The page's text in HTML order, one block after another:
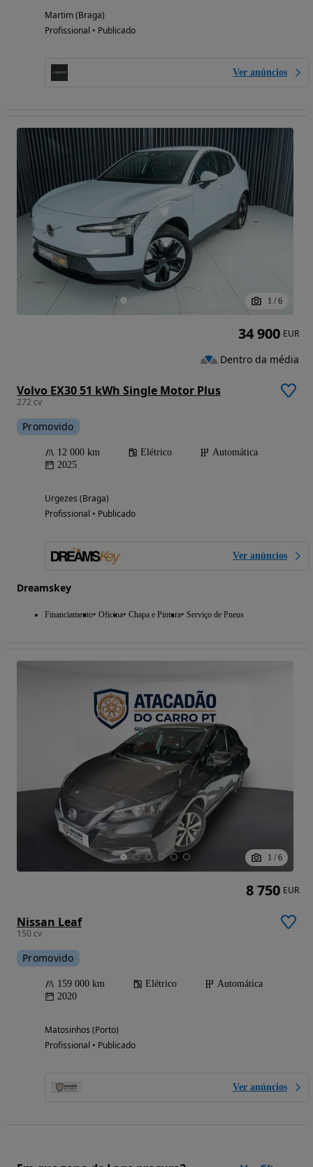
Martim (Braga)
Profissional • Publicado
Ver anúncios
1 / 6
Volvo EX30 51 kWh Single Motor Plus
272 cv
Promovido
12 000 km Elétrico
Automática
2025
Urgezes (Braga)
Profissional • Publicado
Ver anúncios
Dreamskey
Financiamento Oficina Chapa e Pintura Serviço de Pneus
34 900 EUR
Dentro da média
1 / 6
Nissan Leaf
150 cv
Promovido
159 000 km Elétrico
Automática
2020
Matosinhos (Porto)
Profissional • Publicado
Ver anúncios
8 750 EUR